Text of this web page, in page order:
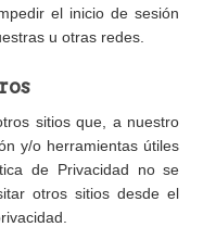
el inicio de sesión
u otras redes.
sitios que, a nuestro
y/o herramientas útiles
de Privacidad no se
otros sitios desde el